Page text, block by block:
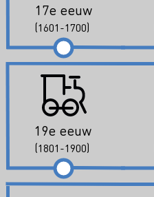
17e eeuw
(1601-1700)
19e eeuw
(1801-1900)